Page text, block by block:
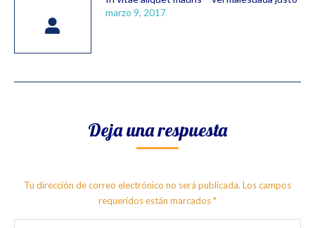
marzo 9, 2017
Deja una respuesta
Tu dirección de correo electrónico no será publicada. Los campos
requeridos están marcados*